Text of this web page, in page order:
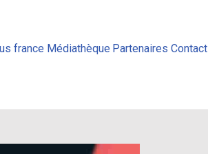
france Médiathèque Partenaires Contact